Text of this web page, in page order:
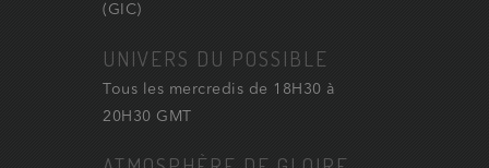
(GIC)
UNIVERS DU POSSIBLE
Tous les mercredis de 18H30 à
20H30 GMT